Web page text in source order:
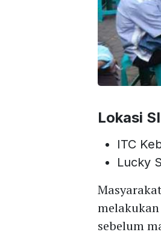
Lokasi
ITC
Lucky
sebelum